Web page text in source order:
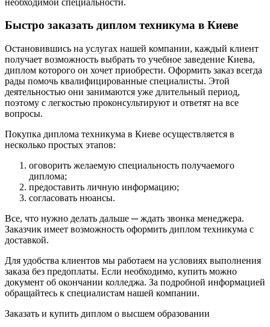
Быстро заказать диплом техникума в Киеве
Остановившись на услугах нашей компании, каждый клиент
получает возможность выбрать то учебное заведение Киева,
диплом которого он хочет приобрести. Оформить заказ всегда
рады помочь квалифицированные специалисты. Этой
деятельностью они занимаются уже длительный период,
поэтому с легкостью проконсультируют и ответят на все
вопросы.
Покупка диплома техникума в Киеве осуществляется в
несколько простых этапов:
оговорить желаемую специальность получаемого
диплома;
предоставить личную информацию;
согласовать нюансы.
Все, что нужно делать дальше ─ ждать звонка менеджера.
Заказчик имеет возможность оформить диплом техникума с
доставкой.
Для удобства клиентов мы работаем на условиях выполнения
заказа без предоплаты. Если необходимо, купить можно
документ об окончании колледжа. За подробной информацией
обращайтесь к специалистам нашей компании.
Заказать и купить диплом о высшем образовании